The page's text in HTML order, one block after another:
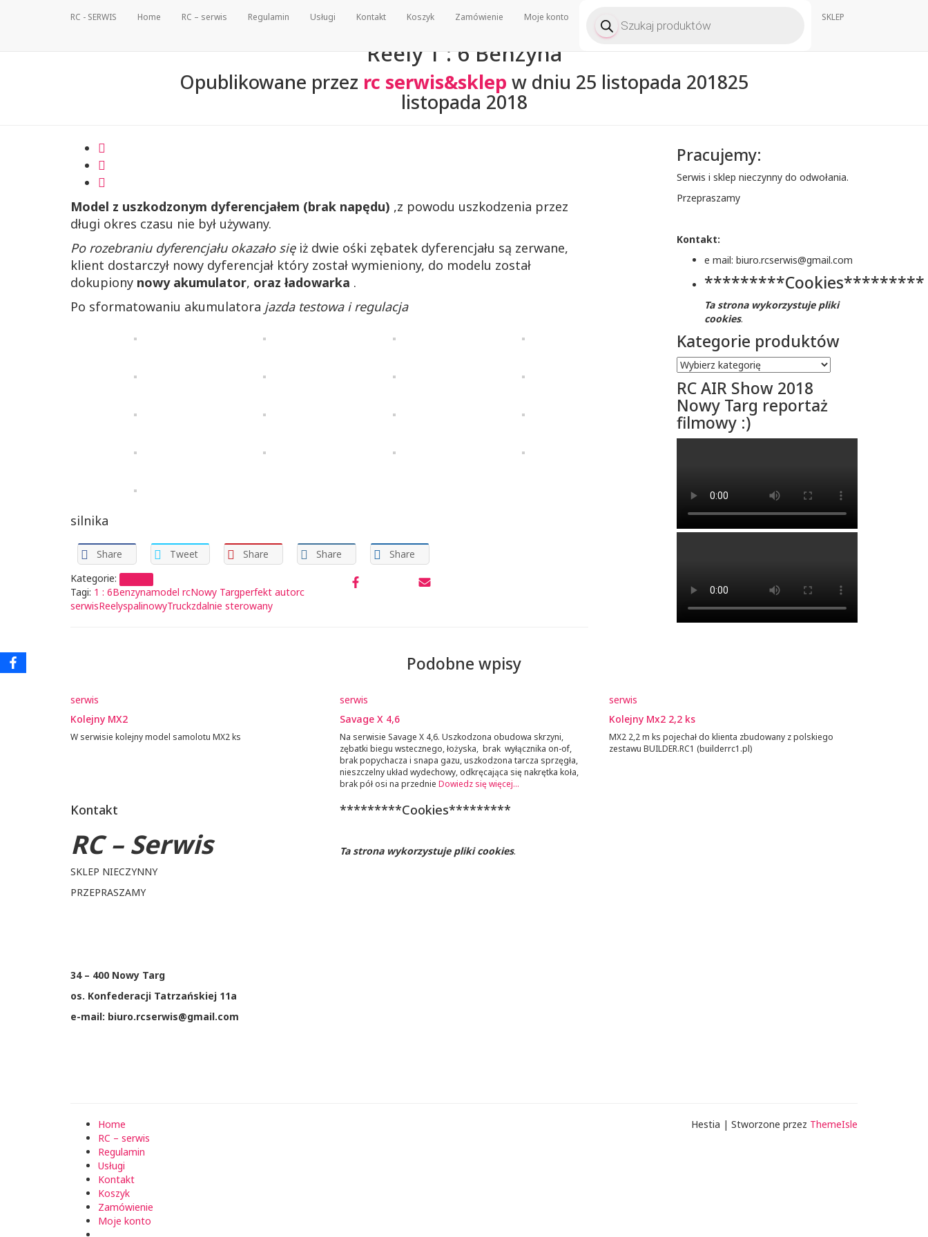
RC - SERWIS Home RC – serwis Regulamin Usługi Kontakt Koszyk Zamówienie Moje konto Wyszukiwarka
produktów SKLEP
Reely 1 : 6 Benzyna
Opublikowane przez rc serwis&sklep w dniu 25 listopada 201825
listopada 2018
Model z uszkodzonym dyferencjałem (brak napędu) ,z powodu uszkodzenia przez
długi okres czasu nie był używany.
Po rozebraniu dyferencjału okazało sięiż dwie ośki zębatek dyferencjału są zerwane,
klient dostarczył nowy dyferencjał który został wymieniony, do modelu został
dokupiony nowy akumulator, oraz ładowarka .
Po sformatowaniu akumulatora jazda testowa i regulacja
silnika
Share Tweet Share Share
Share
Kategorie:
Tagi: 1 : 6Benzynamodel rcNowy Targperfekt autorc
serwisReelyspalinowyTruckzdalnie sterowany
Pracujemy:
Serwis i sklep nieczynny do odwołania.
Przepraszamy
Kontakt:
e mail: biuro.rcserwis@gmail.com
*********Cookies*********
Ta strona wykorzystuje pliki
cookies.
Kategorie produktów
RC AIR Show 2018
Nowy Targ reportaż
filmowy :)
Podobne wpisy
serwis
Kolejny MX2
W serwisie kolejny model samolotu MX2 ks
serwis
Savage X 4,6
Na serwisie Savage X 4,6. Uszkodzona obudowa skrzyni,
zębatki biegu wstecznego, łożyska, brak wyłącznika on-of,
brak popychacza i snapa gazu, uszkodzona tarcza sprzęgła,
nieszczelny układ wydechowy, odkręcająca się nakrętka koła,
brak pół osi na przednie Dowiedz się więcej…
serwis
Kolejny Mx2 2,2 ks
MX2 2,2 m ks pojechał do klienta zbudowany z polskiego
zestawu BUILDER.RC1 (builderrc1.pl)
Kontakt
RC – Serwis
SKLEP NIECZYNNY
PRZEPRASZAMY
34 – 400 Nowy Targ
os. Konfederacji Tatrzańskiej 11a
e-mail: biuro.rcserwis@gmail.com
*********Cookies*********
Ta strona wykorzystuje pliki cookies.
Home
RC – serwis
Regulamin
Usługi
Kontakt
Koszyk
Zamówienie
Moje konto
Hestia | Stworzone przez ThemeIsle